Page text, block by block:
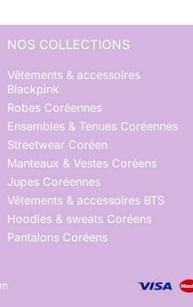
NOS COLLECTIONS
Vêtements & accessoires
Blackpink
Robes Coréennes
Ensembles & Tenues Coréennes
Streetwear Coréen
Manteaux & Vestes Coréens
Jupes Coréennes
Vêtements & accessoires BTS
Hoodies & sweats Coréens
Pantalons Coréens